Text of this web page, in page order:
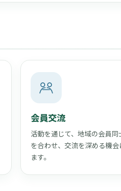
会員交流
活動を通じて、地域の会員同
を合わせ、交流を深める機会
ます。